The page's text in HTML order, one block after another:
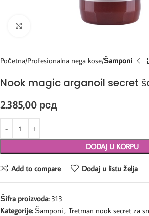
Kliknite za uvećanje
Početna Profesionalna nega kose Šamponi
Nook magic arganoil secret
2.385,00 рсд
DODAJ U KORPU
Add to compare Dodaj u listu želja
Šifra proizvoda: 313
Kategorije: Šamponi, Tretman nook secret za